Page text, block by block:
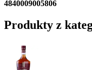
4840009005806
Produkty z